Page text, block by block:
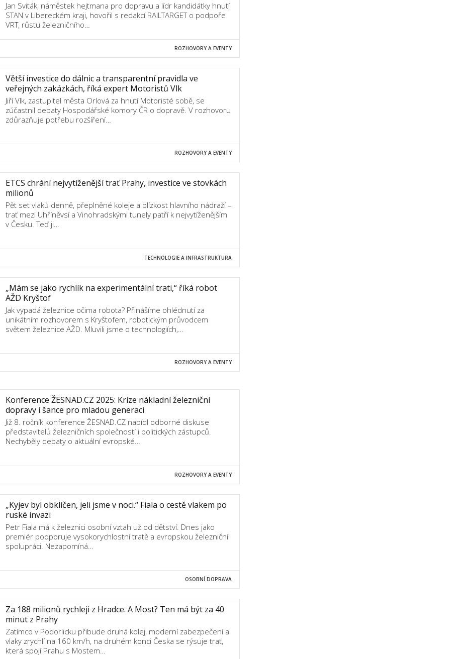
Jan Sviták, náměstek hejtmana pro dopravu a lídr kandidátky hnutí
STAN v Libereckém kraji, hovořil s redakcí RAILTARGET o podpoře
VRT, růstu železničního…
ROZHOVORY A EVENTY
Větší investice do dálnic a transparentní pravidla ve
veřejných zakázkách, říká expert Motoristů Vlk
Jiří Vlk, zastupitel města Orlová za hnutí Motoristé sobě, se
zúčastnil debaty Hospodářské komory ČR o dopravě. V rozhovoru
zdůrazňuje potřebu rozšíření…
ROZHOVORY A EVENTY
ETCS chrání nejvytíženější trať Prahy, investice ve stovkách
milionů
Pět set vlaků denně, přeplněné koleje a blízkost hlavního nádraží –
trať mezi Uhříněvsí a Vinohradskými tunely patří k nejvytíženějším
v Česku. Teď ji…
TECHNOLOGIE A INFRASTRUKTURA
„Mám se jako rychlík na experimentální trati,“ říká robot
AŽD Kryštof
Jak vypadá železnice očima robota? Přinášíme ohlédnutí za
unikátním rozhovorem s Kryštofem, robotickým průvodcem
světem železnice AŽD. Mluvili jsme o technologiích,…
ROZHOVORY A EVENTY
Konference ŽESNAD.CZ 2025: Krize nákladní železniční
dopravy i šance pro mladou generaci
Již 8. ročník konference ŽESNAD.CZ nabídl odborné diskuse
představitelů železničních společností i politických zástupců.
Nechyběly debaty o aktuální evropské…
ROZHOVORY A EVENTY
„Kyjev byl obklíčen, jeli jsme v noci.“ Fiala o cestě vlakem po
ruské invazi
Petr Fiala má k železnici osobní vztah už od dětství. Dnes jako
premiér podporuje vysokorychlostní tratě a evropskou železniční
spolupráci. Nezapomíná…
OSOBNÍ DOPRAVA
Za 188 milionů rychleji z Hradce. A Most? Ten má být za 40
minut z Prahy
Zatímco v Podorlicku přibude druhá kolej, moderní zabezpečení a
vlaky zrychlí na 160 km/h, na druhém konci Česka se rýsuje trať,
která spojí Prahu s Mostem…